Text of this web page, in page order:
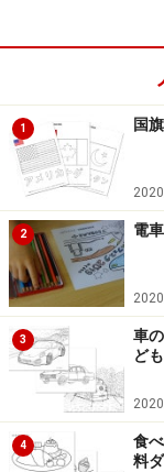
切り取って遊べる
ぼり」
ぬりえランドの
べるこいのぼり
できます。こい
貼り付けて大き
り取らずにぬり
す。
1 国
2 電
3
車
ど
4
食
料